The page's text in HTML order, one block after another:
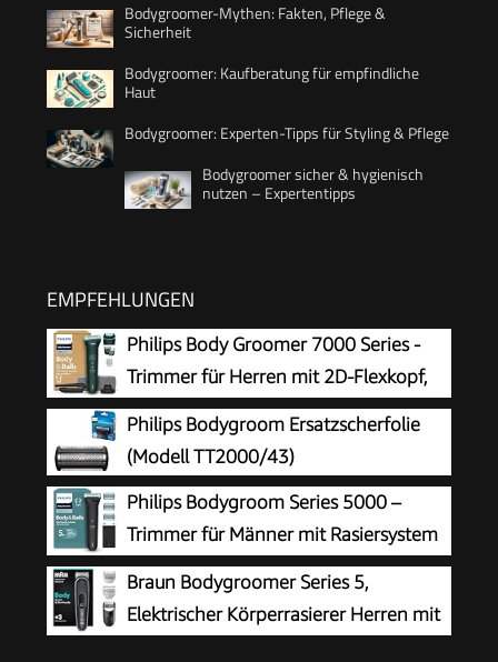
Bodygroomer-Mythen: Fakten, Pflege &
Sicherheit
Bodygroomer: Kaufberatung für empfindliche
Haut
Bodygroomer: Experten-Tipps für Styling & Pflege
Bodygroomer sicher & hygienisch
nutzen – Expertentipps
EMPFEHLUNGEN
Philips Body Groomer 7000 Series -
Trimmer für Herren mit 2D-Flexkopf,
Triple Protect Shave System,
austauschbaren Köpfen, Intimate Trim & Shave,
100% duschfest, 120 Min. Laufzeit, Modell
BG7485/30
Philips Bodygroom Ersatzscherfolie
(Modell TT2000/43)
Philips Bodygroom Series 5000 –
Trimmer für Männer mit Rasiersystem
mit Dreifachschutz, auch zur Nutzung
im Intimbereich, 100% duschfest, 100 Min.
Laufzeit, Modell BG5470/15
Braun Bodygroomer Series 5,
Elektrischer Körperrasierer Herren mit